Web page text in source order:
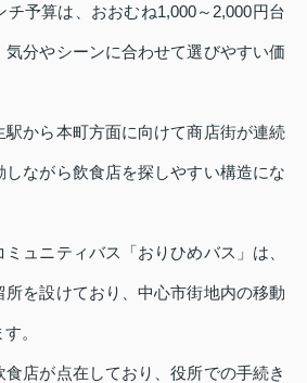
予算は、おおむね1,000～2,000円台
気分やシーンに合わせて選びやすい価
駅から本町方面に向けて商店街が連続
しながら飲食店を探しやすい構造にな
ュニティバス「おりひめバス」は、
を設けており、中心市街地内の移動
。
店が点在しており、役所での手続き